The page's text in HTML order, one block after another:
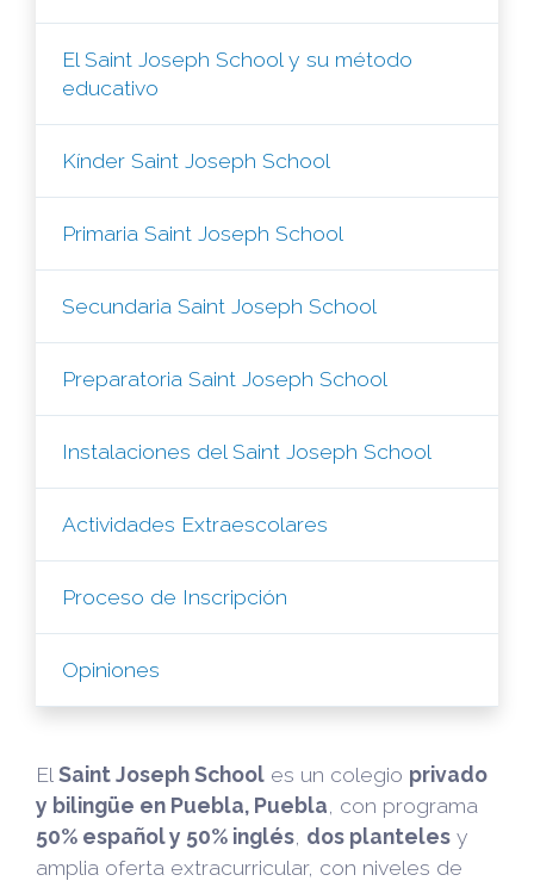
El Saint Joseph School y su método
educativo
Kínder Saint Joseph School
Primaria Saint Joseph School
Secundaria Saint Joseph School
Preparatoria Saint Joseph School
Instalaciones del Saint Joseph School
Actividades Extraescolares
Proceso de Inscripción
Opiniones
El Saint Joseph School es un colegio privado
y bilingüe en Puebla, Puebla , con programa
50% español y 50% inglés dos planteles y
amplia oferta extracurricular, con niveles de